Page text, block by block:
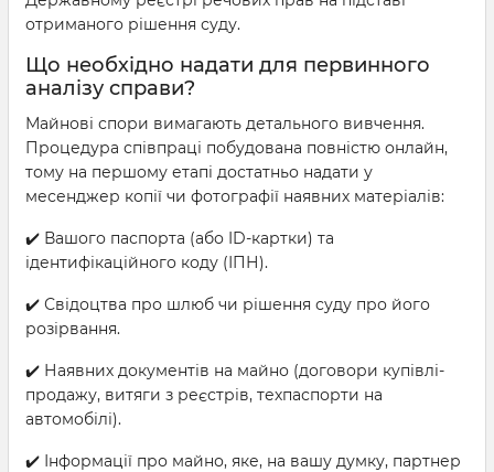
отриманого рішення суду.
Що необхідно надати для первинного
аналізу справи?
Майнові спори вимагають детального вивчення.
Процедура співпраці побудована повністю онлайн,
тому на першому етапі достатньо надати у
месенджер копії чи фотографії наявних матеріалів:
✔️ Вашого паспорта (або ID-картки) та
ідентифікаційного коду (ІПН).
✔️ Свідоцтва про шлюб чи рішення суду про його
розірвання.
✔️ Наявних документів на майно (договори купівлі-
продажу, витяги з реєстрів, техпаспорти на
автомобілі).
✔️ Інформації про майно, яке, на вашу думку, партнер